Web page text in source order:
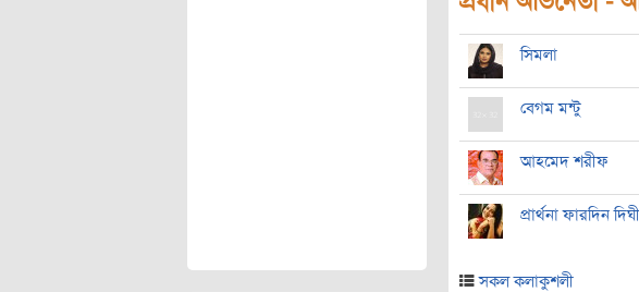
সিমলা
বেগম মন্টু
আহমেদ শরীফ
প্রার্থনা ফারদিন দিঘী
সকল কলাকুশলী